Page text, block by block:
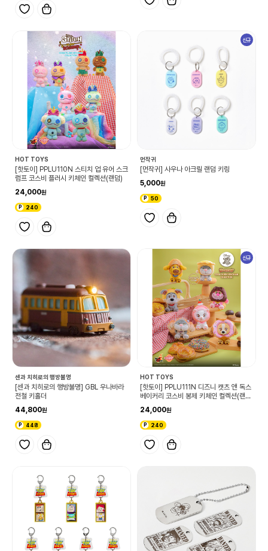
HOT TOYS
[핫토이] PPLU110N 스티치 업 유어 스크
럼프 코스비 플러시 키체인 컬렉션(랜덤)
24,000
240
신규
먼작귀
[먼작귀] 사우나 아크릴 랜덤 키링
5,000
50
센과 치히로의 행방불명
[센과 치히로의 행방불명] GBL 우나바라
전철 키홀더
44,800
448
신규
HOT TOYS
[핫토이] PPLU111N 디즈니 캣츠 앤 독스
베이커리 코스비 봉제 키체인 컬렉션(랜
24,000
240